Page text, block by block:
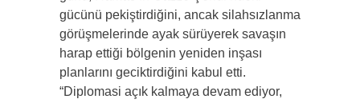
gücünü pekiştirdiğini, ancak silahsızlanma
görüşmelerinde ayak sürüyerek savaşın
harap ettiği bölgenin yeniden inşası
planlarını geciktirdiğini kabul etti.
“Diplomasi açık kalmaya devam ediyor,